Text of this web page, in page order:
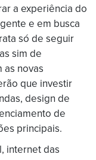
a experiência do
e em busca
só de seguir
sim de
as novas
que investir
design de
de
principais.
internet das